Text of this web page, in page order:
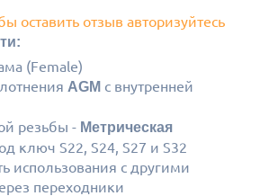
оставить отзыв авторизуйтесь
(Female)
AGM с внутренней
резьбы - Метрическая
ключ S22, S24, S27 и S32
использования с другими
переходники